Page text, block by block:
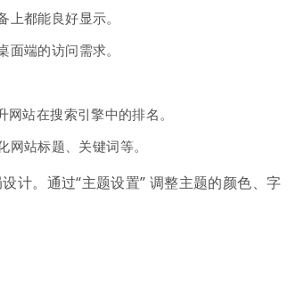
都能良好显示。
端的访问需求。
站在搜索引擎中的排名。
站标题、关键词等。
计。通过“主题设置” 调整主题的颜色、字